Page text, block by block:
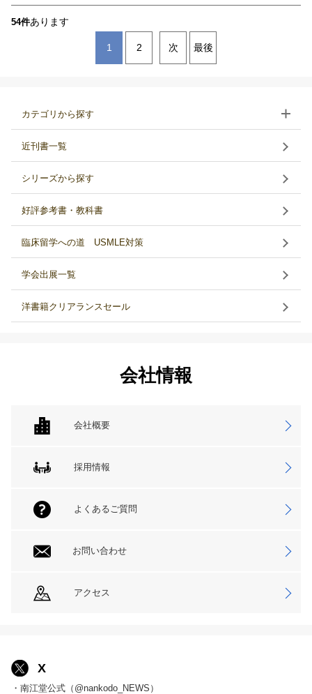
54件あります
1 2 次 最後
カテゴリから探す
近刊書一覧
シリーズから探す
好評参考書・教科書
臨床留学への道 USMLE対策
学会出展一覧
洋書籍クリアランスセール
会社情報
会社概要
採用情報
よくあるご質問
お問い合わせ
アクセス
X
・南江堂公式（@nankodo_NEWS）